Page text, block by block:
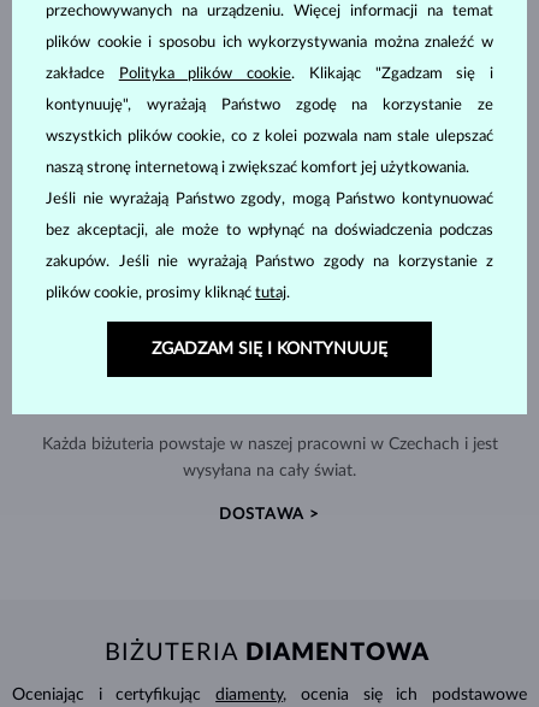
Każda biżuteria powstaje w naszej pracowni w Czechach i jest
wysyłana na cały świat.
DOSTAWA >
BIŻUTERIA DIAMENTOWA
Oceniając i certyfikującdiamenty, ocenia się ich podstawowe
przechowywanych na urządzeniu. Więcej informacji na temat
plików cookie i sposobu ich wykorzystywania można znaleźć w
zakładce
Polityka plików cookie. Klikając "Zgadzam się i
kontynuuję", wyrażają Państwo zgodę na korzystanie ze
wszystkich plików cookie, co z kolei pozwala nam stale ulepszać
naszą stronę internetową i zwiększać komfort jej użytkowania.
Jeśli nie wyrażają Państwo zgody, mogą Państwo kontynuować
bez akceptacji, ale może to wpłynąć na doświadczenia podczas
zakupów. Jeśli nie wyrażają Państwo zgody na korzystanie z
plików cookie, prosimy kliknąć tutaj.
ZGADZAM SIĘ I KONTYNUUJĘ